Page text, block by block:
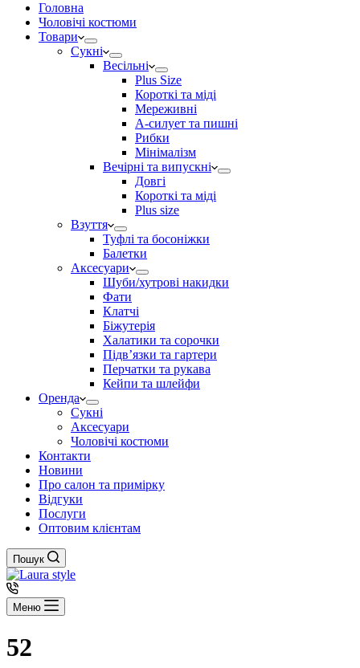
Головна
Чоловічі костюми
Товари
Сукні
Весільні
Plus Size
Короткі та міді
Мереживні
А-силует та пишні
Рибки
Мінімалізм
Вечірні та випускні
Довгі
Короткі та міді
Plus size
Взуття
Туфлі та босоніжки
Балетки
Аксесуари
Шуби/хутрові накидки
Фати
Клатчі
Біжутерія
Халатики та сорочки
Підвʼязки та гартери
Перчатки та рукава
Кейпи та шлейфи
Оренда
Сукні
Аксесуари
Чоловічі костюми
Контакти
Новини
Про салон та примірку
Відгуки
Послуги
Оптовим клієнтам
Пошук
Меню
52